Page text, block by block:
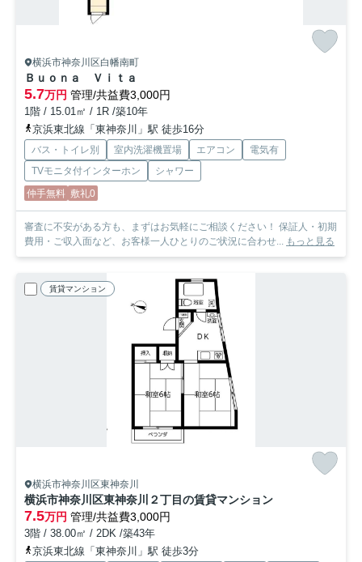
横浜市神奈川区白幡南町
Ｂｕｏｎａ Ｖｉｔａ
5.7万円 管理/共益費3,000円
1階 / 15.01㎡ / 1R /築10年
京浜東北線「東神奈川」駅 徒歩16分
バス・トイレ別 室内洗濯機置場 エアコン
電気有
TVモニタ付インターホン
シャワー
仲手無料 敷礼0
審査に不安がある方も、まずはお気軽にご相談ください！ 保証人・初期
費用・ご収入面など、お客様一人ひとりのご状況に合わせ... もっと見る
賃貸マンション
横浜市神奈川区東神奈川
横浜市神奈川区東神奈川２丁目の賃貸マンション
7.5万円 管理/共益費3,000円
3階 / 38.00㎡ / 2DK /築43年
京浜東北線「東神奈川」駅 徒歩3分